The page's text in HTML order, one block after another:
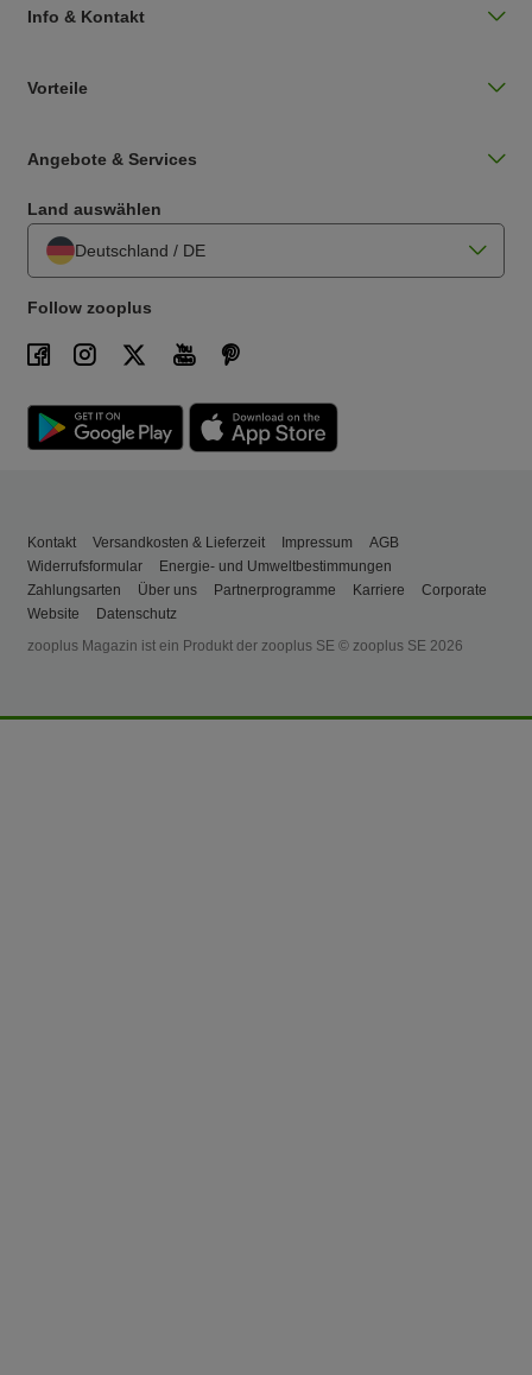
Info & Kontakt
Vorteile
Angebote & Services
Land auswählen
Deutschland / DE
Follow zooplus
Kontakt Versandkosten & Lieferzeit Impressum
AGB
Widerrufsformular
Energie- und Umweltbestimmungen
Zahlungsarten
Über uns Partnerprogramme Karriere
Corporate
Website
Datenschutz
zooplus Magazin ist ein Produkt der zooplus SE © zooplus SE 2026